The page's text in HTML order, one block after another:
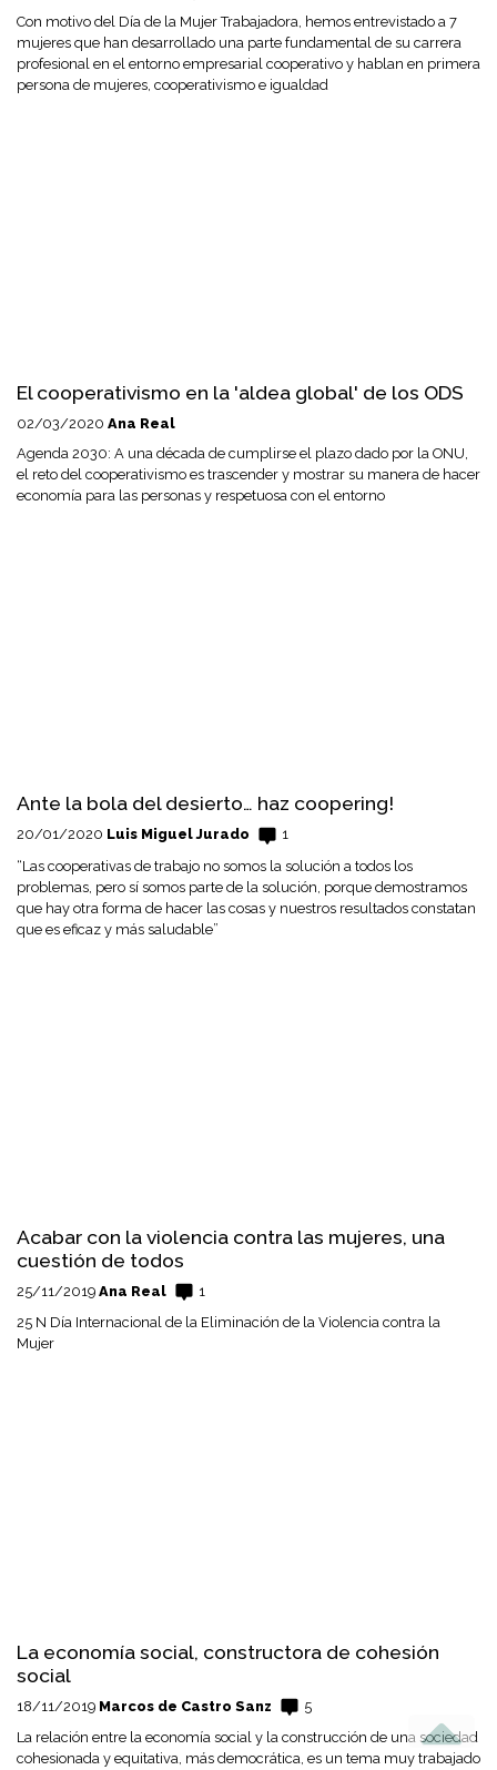
Con motivo del Día de la Mujer Trabajadora, hemos entrevistado a 7
mujeres que han desarrollado una parte fundamental de su carrera
profesional en el entorno empresarial cooperativo y hablan en primera
persona de mujeres, cooperativismo e igualdad
El cooperativismo en la 'aldea global' de los ODS
02/03/2020 Ana Real
Agenda 2030: A una década de cumplirse el plazo dado por la ONU,
el reto del cooperativismo es trascender y mostrar su manera de hacer
economía para las personas y respetuosa con el entorno
Ante la bola del desierto… haz coopering!
20/01/2020 Luis Miguel Jurado
1
“Las cooperativas de trabajo no somos la solución a todos los
problemas, pero sí somos parte de la solución, porque demostramos
que hay otra forma de hacer las cosas y nuestros resultados constatan
que es eficaz y más saludable”
Acabar con la violencia contra las mujeres, una
cuestión de todos
25/11/2019 Ana Real
1
25 N Día Internacional de la Eliminación de la Violencia contra la
Mujer
La economía social, constructora de cohesión
social
18/11/2019 Marcos de Castro Sanz
5
La relación entre la economía social y la construcción de una sociedad
cohesionada y equitativa, más democrática, es un tema muy trabajado